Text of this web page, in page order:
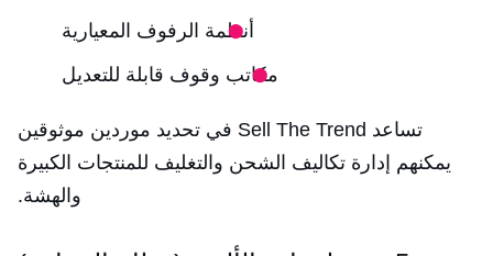
أنظمة الرفوف المعيارية
مكاتب وقوف قابلة للتعديل
تساعد Sell The Trend في تحديد موردين موثوقين
يمكنهم إدارة تكاليف الشحن والتغليف للمنتجات الكبيرة
والهشة.